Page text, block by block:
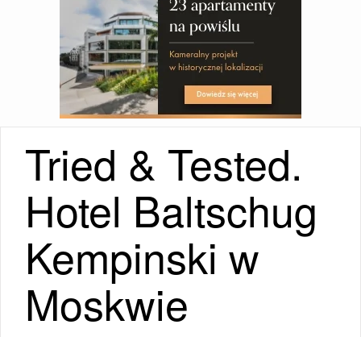
Tried & Tested.
Hotel Baltschug
Kempinski w
Moskwie